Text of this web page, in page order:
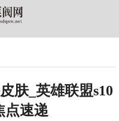
肤_英雄联盟s10
点速递